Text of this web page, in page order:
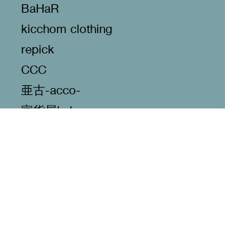
BaHaR
kicchom clothing
repick
CCC
亜古-acco-
家貨屋kakaya